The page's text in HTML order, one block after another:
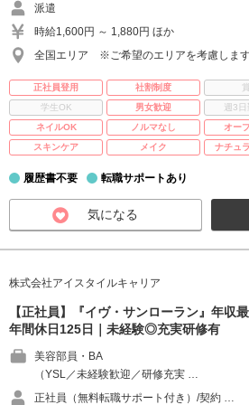
派遣
時給1,600円 ～ 1,880円 ほか
全国エリア ※ご希望のエリアを考慮します
正社員登用 社割制度
学生OK
男女歓迎 週3日
ネイルOK
ノルマなし オー
スキンケア
メイク ナチュ
履歴書不要 転職サポートあり
気になる
株式会社アイスタイルキャリア
【正社員】『イヴ・サンローラン』年収
年間休日125日｜未経験◎充実研修有
美容部員・BA
（YSL／未経験歓迎／研修充実 …
正社員（無料転職サポート付き）/契約 …